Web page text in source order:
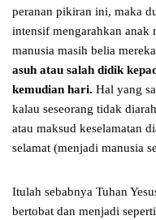
peranan pikiran ini, maka
intensif mengarahkan anak
manusia masih belia
asuh atau salah didik
kemudian hari. Hal yang
kalau seseorang tidak
atau maksud keselamatan
selamat (menjadi manusia
Itulah sebabnya Tuhan
bertobat dan menjadi